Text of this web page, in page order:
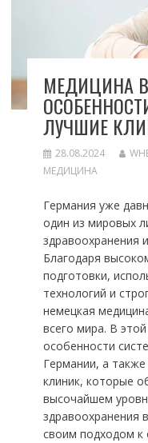
МЕДИЦИНА
ЛУЧШИЕ
28.08.2024
МЕДИЦИНА
Германия уже
один из мировых
здравоохранения
Благодаря
подготовки,
технологий и
немецкая
всего мира. В
особенности
Германии, а
клиник, которые
высочайшем
здравоохранения
своим подходом к